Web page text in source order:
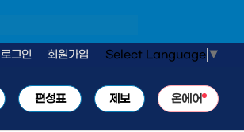
로그인 회원가입 Select Language ▼
편성표 제보 온에어